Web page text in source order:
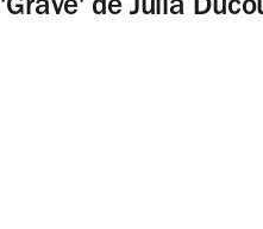
'Grave' de Julia